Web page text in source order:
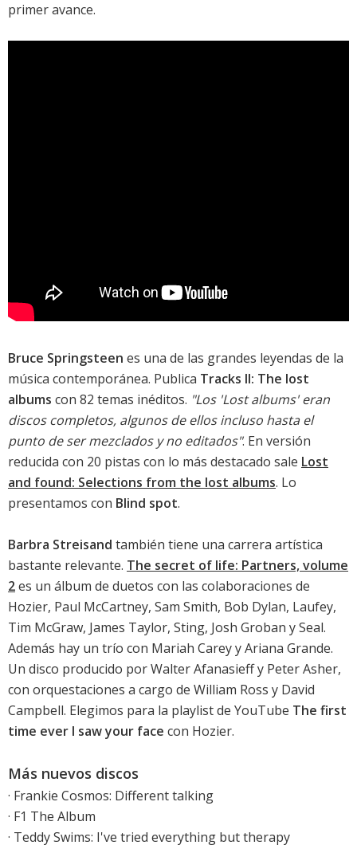
primer avance.
Bruce Springsteen es una de las grandes leyendas de la
música contemporánea. Publica Tracks II: The lost
albums con 82 temas inéditos. "Los 'Lost albums' eran
discos completos, algunos de ellos incluso hasta el
punto de ser mezclados y no editados". En versión
reducida con 20 pistas con lo más destacado sale Lost
and found: Selections from the lost albums. Lo
presentamos con Blind spot.
Barbra Streisand también tiene una carrera artística
bastante relevante. The secret of life: Partners, volume
2es un álbum de duetos con las colaboraciones de
Hozier, Paul McCartney, Sam Smith, Bob Dylan, Laufey,
Tim McGraw, James Taylor, Sting, Josh Groban y Seal.
Además hay un trío con Mariah Carey y Ariana Grande.
Un disco producido por Walter Afanasieff y Peter Asher,
con orquestaciones a cargo de William Ross y David
Campbell. Elegimos para la playlist de YouTube The first
time ever I saw your face con Hozier.
Más nuevos discos
· Frankie Cosmos: Different talking
· F1 The Album
· Teddy Swims: I've tried everything but therapy